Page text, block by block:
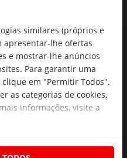
similares (próprios e
apresentar-lhe ofertas
e mostrar-lhe anúncios
Para garantir uma
em "Permitir Todos".
as categorias de cookies,
informações, visite a
no
exclusivas,